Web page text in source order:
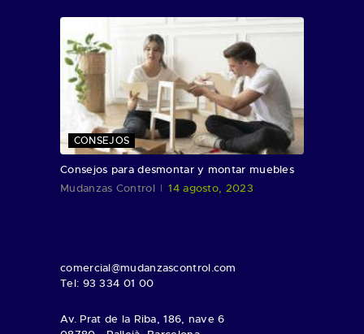
CONSEJOS
Consejos para desmontar y montar muebles
Mudanzas Control
14 agosto, 2023
comercial@mudanzascontrol.com
Tel: 93 334 01 00
Av. Prat de la Riba, 186, nave 6